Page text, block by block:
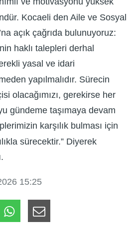
Kocaeli den Aile ve Sosyal
açık çağrıda bulunuyoruz:
haklı talepleri derhal
yasal ve idari
yapılmalıdır. Sürecin
olacağımızı, gerekirse her
gündeme taşımaya devam
karşılık bulması için
sürecektir.” Diyerek
15:25